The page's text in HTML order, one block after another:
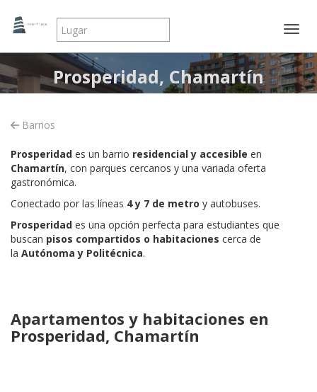
Prosperidad, Chamartín
Barrios
Prosperidad es un barrio residencial y accesible en
Chamartín, con parques cercanos y una variada oferta
gastronómica.
Conectado por las líneas 4 y 7 de metro y autobuses.
Prosperidad es una opción perfecta para estudiantes que
buscan pisos compartidos o habitaciones cerca de
la Autónoma y Politécnica.
Apartamentos y habitaciones en
Prosperidad, Chamartín